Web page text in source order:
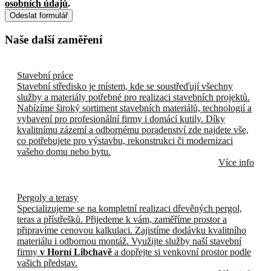
osobních údajů.
Odeslat formulář
Naše další zaměření
Stavební práce
Stavební středisko je místem, kde se soustřeďují všechny
služby a materiály potřebné pro realizaci stavebních projektů.
Nabízíme široký sortiment stavebních materiálů, technologií a
vybavení pro profesionální firmy i domácí kutily. Díky
kvalitnímu zázemí a odbornému poradenství zde najdete vše,
co potřebujete pro výstavbu, rekonstrukci či modernizaci
vašeho domu nebo bytu.
Více info
Pergoly a terasy
Specializujeme se na kompletní realizaci dřevěných pergol,
teras a přístřešků. Přijedeme k vám, zaměříme prostor a
připravíme cenovou kalkulaci. Zajistíme dodávku kvalitního
materiálu i odbornou montáž. Využijte služby naší stavební
firmy v Horní Libchavě a dopřejte si venkovní prostor podle
vašich představ.